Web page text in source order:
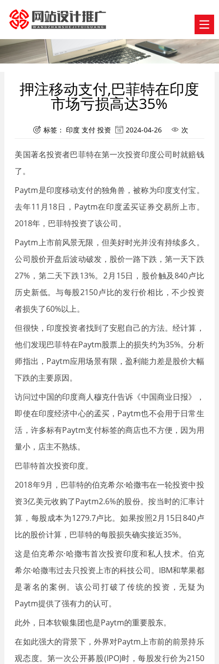
押注移动支付,巴菲特在印度
市场亏损高达35%
 标签： 印度 支付 投资  2024-04-26  次
美国著名投资者巴菲特在第一次投资印度公司时就赔钱
了。
Paytm是印度移动支付的独角兽，被称为印度支付宝。
去年11月18日，Paytm在印度孟买证券交易所上市。
2018年，巴菲特投资了该公司。
Paytm上市前风景无限，但美好时光并没有持续多久。
公司股价开盘后波动破发，股价一路下跌，第一天下跌
27%，第二天下跌13%。2月15日，股价触及840卢比
历史新低。与每股2150卢比的发行价相比，不少投资
者损失了60%以上。
但很快，印度投资者找到了安慰自己的方法。经计算，
他们发现巴菲特在Paytm股票上的损失约为35%。分析
师指出，Paytm应用场景有限，盈利能力差是股价大幅
下跌的主要原因。
访问过中国的印度商人穆克什告诉《中国商业日报》，
即使在印度经济中心的孟买，Paytm也不会用于日常生
活，许多标有Paytm支付标签的商店也不方便，因为用
量小，店主不熟练。
巴菲特首次投资印度。
2018年9月，巴菲特的伯克希尔·哈撒韦在一轮投资中投
资3亿美元收购了Paytm2.6%的股份。按当时的汇率计
算，每股成本为1279.7卢比。如果按照2月15日840卢
比的股价计算，巴菲特的每股损失确实接近35%。
这是伯克希尔·哈撒韦首次投资印度和私人技术。伯克
希尔·哈撒韦过去只投资上市的科技公司。IBM和苹果都
是著名的案例。该公司打破了传统的投资，无疑为
Paytm提供了强有力的认可。
此外，日本软银集团也是Paytm的重要股东。
在如此强大的背景下，外界对Paytm上市前的前景持乐
观态度。第一次公开募股(IPO)时，每股发行价为2150